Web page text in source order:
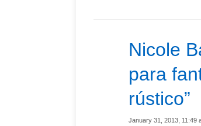
Nicole
para
rústico”
January 31, 2013, 11:49